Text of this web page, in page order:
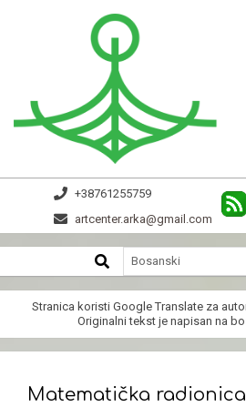
ARKA
+38761255759
artcenter.arka@gmail.com
Navigation
Menu
SEARCH
Stranica koristi Google Translate za
Originalni tekst je napisan na
Matematička